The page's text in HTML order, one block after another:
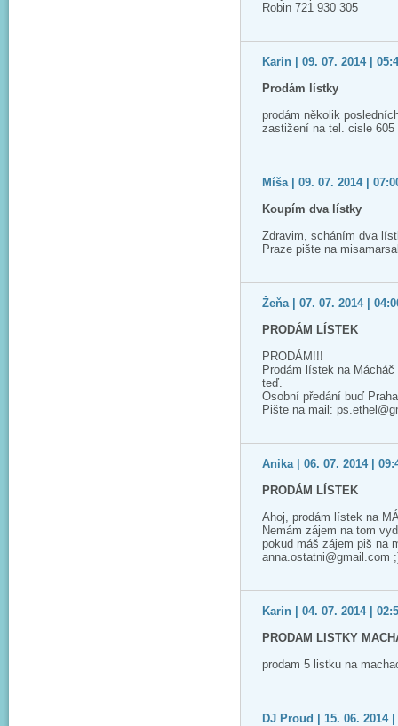
Robin 721 930 305
Karin | 09. 07. 2014 |
Prodám lístky
prodám několik
zastižení na tel. cisle 605
Míša | 09. 07. 2014 |
Koupím dva lístky
Zdravim, scháním dva
Praze pište na
Žeňa | 07. 07. 2014 |
PRODÁM LÍSTEK
PRODÁM!!!
Prodám lístek na
teď.
Osobní předání buď
Pište na mail:
Anika | 06. 07. 2014 |
PRODÁM LÍSTEK
Ahoj, prodám lístek na
Nemám zájem na tom
pokud máš zájem piš na
anna.ostatni@gmail.com
Karin | 04. 07. 2014 |
PRODAM LISTKY
prodam 5 listku na
DJ Proud | 15. 06. 2014 |